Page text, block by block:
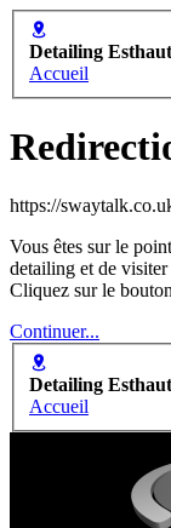
Detailing
Accueil
https://
Vous êtes sur le
detailing et de
Cliquez sur le
Continuer...
Detailing
Accueil